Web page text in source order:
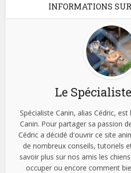
INFORMATIONS
Le
Spécialiste Canin, alias Cédric,
Canin. Pour partager sa passion
Cédric a décidé d'ouvrir ce site
de nombreux conseils, tutoriels
savoir plus sur nos amis les
occuper ou encore comment